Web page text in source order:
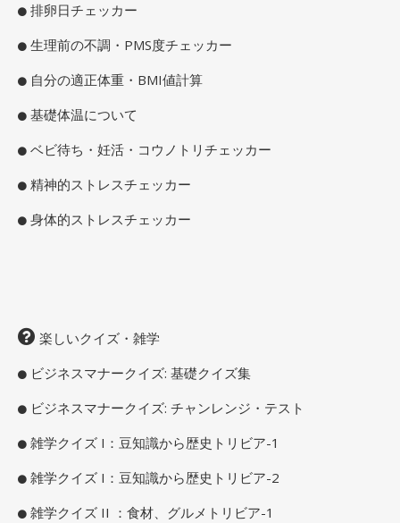
排卵日チェッカー
生理前の不調・PMS度チェッカー
自分の適正体重・BMI値計算
基礎体温について
ベビ待ち・妊活・コウノトリチェッカー
精神的ストレスチェッカー
身体的ストレスチェッカー
楽しいクイズ・雑学
ビジネスマナークイズ: 基礎クイズ集
ビジネスマナークイズ: チャンレンジ・テスト
雑学クイズ I：豆知識から歴史トリビア-1
雑学クイズ I：豆知識から歴史トリビア-2
雑学クイズ II ：食材、グルメトリビア-1